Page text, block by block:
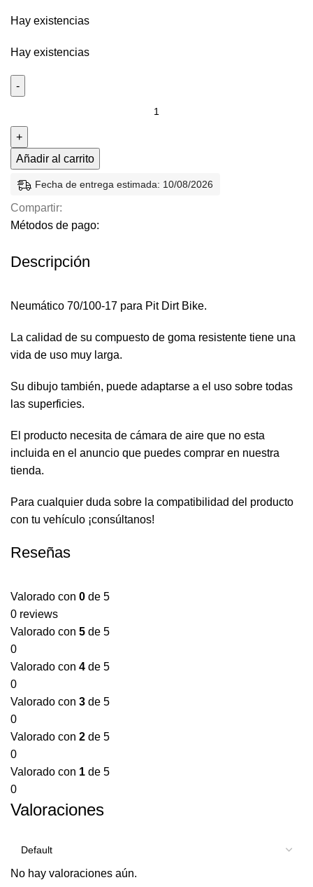
Hay existencias
Hay existencias
Añadir al carrito
Fecha de entrega estimada: 10/08/2026
Compartir:
Métodos de pago:
Descripción
Neumático 70/100-17 para Pit Dirt Bike.
La calidad de su compuesto de goma resistente tiene una
vida de uso muy larga.
Su dibujo también, puede adaptarse a el uso sobre todas
las superficies.
El producto necesita de cámara de aire que no esta
incluida en el anuncio que puedes comprar en nuestra
tienda.
Para cualquier duda sobre la compatibilidad del producto
con tu vehículo ¡consúltanos!
Reseñas
Valorado con 0 de 5
0 reviews
Valorado con 5 de 5
0
Valorado con 4 de 5
0
Valorado con 3 de 5
0
Valorado con 2 de 5
0
Valorado con 1 de 5
0
Valoraciones
No hay valoraciones aún.